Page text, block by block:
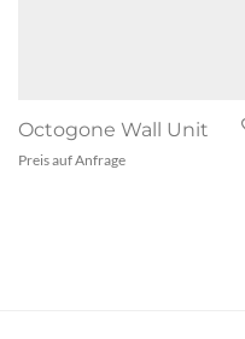
Octogone Wall Unit
Preis auf Anfrage